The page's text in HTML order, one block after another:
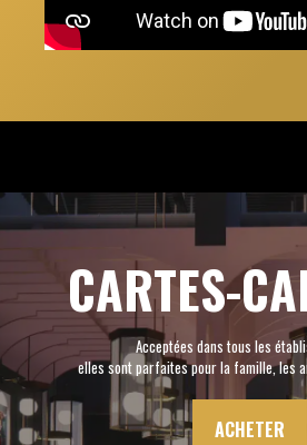
CARTES-
Acceptées dans tous les
elles sont parfaites pour la famille, les
ACHETER